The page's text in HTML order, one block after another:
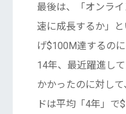
最後は、「オンラ
速に成長するか」
げ$100M達するの
14年、最近躍進し
かかったのに対し
ドは平均「4年」で